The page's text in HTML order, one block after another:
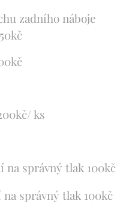
zadního náboje
ks
na správný tlak 100kč
správný tlak 100kč